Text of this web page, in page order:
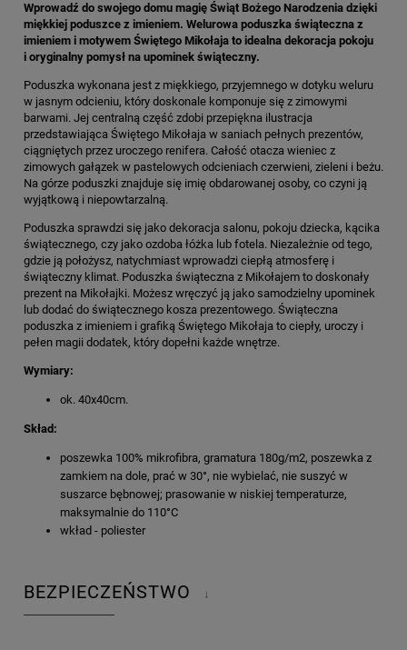
Wprowadź do swojego domu magię Świąt Bożego Narodzenia dzięki
miękkiej poduszce z imieniem. Welurowa poduszka świąteczna z
imieniem i motywem Świętego Mikołaja to idealna dekoracja pokoju
i oryginalny pomysł na upominek świąteczny.
Poduszka wykonana jest z miękkiego, przyjemnego w dotyku weluru
w jasnym odcieniu, który doskonale komponuje się z zimowymi
barwami. Jej centralną część zdobi przepiękna ilustracja
przedstawiająca Świętego Mikołaja w saniach pełnych prezentów,
ciągniętych przez uroczego renifera. Całość otacza wieniec z
zimowych gałązek w pastelowych odcieniach czerwieni, zieleni i beżu.
Na górze poduszki znajduje się imię obdarowanej osoby, co czyni ją
wyjątkową i niepowtarzalną.
Poduszka sprawdzi się jako dekoracja salonu, pokoju dziecka, kącika
świątecznego, czy jako ozdoba łóżka lub fotela. Niezależnie od tego,
gdzie ją położysz, natychmiast wprowadzi ciepłą atmosferę i
świąteczny klimat. Poduszka świąteczna z Mikołajem to doskonały
prezent na Mikołajki. Możesz wręczyć ją jako samodzielny upominek
lub dodać do świątecznego kosza prezentowego. Świąteczna
poduszka z imieniem i grafiką Świętego Mikołaja to ciepły, uroczy i
pełen magii dodatek, który dopełni każde wnętrze.
Wymiary:
ok. 40x40cm.
Skład:
poszewka 100% mikrofibra, gramatura 180g/m2, poszewka z
zamkiem na dole, prać w 30°, nie wybielać, nie suszyć w
suszarce bębnowej; prasowanie w niskiej temperaturze,
maksymalnie do 110°C
wkład - poliester
BEZPIECZEŃSTWO ↓